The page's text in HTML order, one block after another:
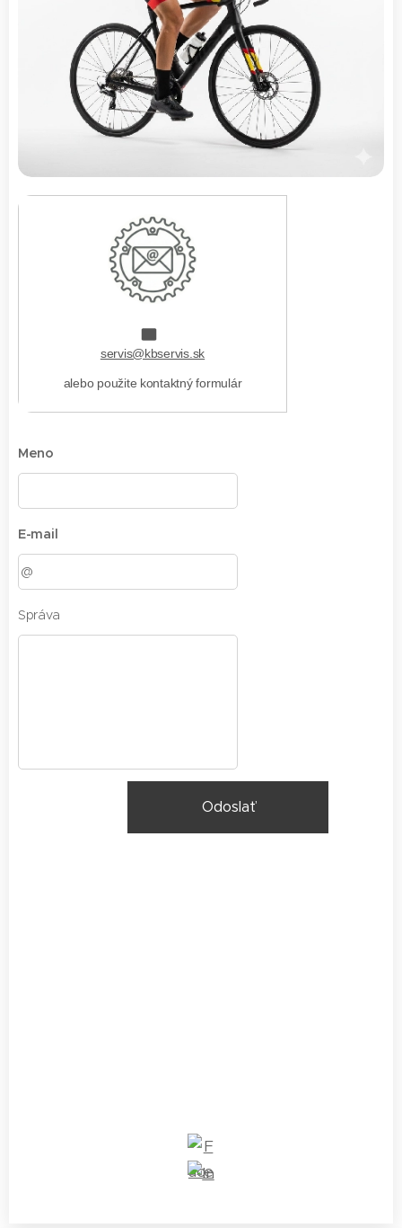
servis@kbservis.sk
alebo použite kontaktný formulár
Meno
E-mail
Správa
Odoslať